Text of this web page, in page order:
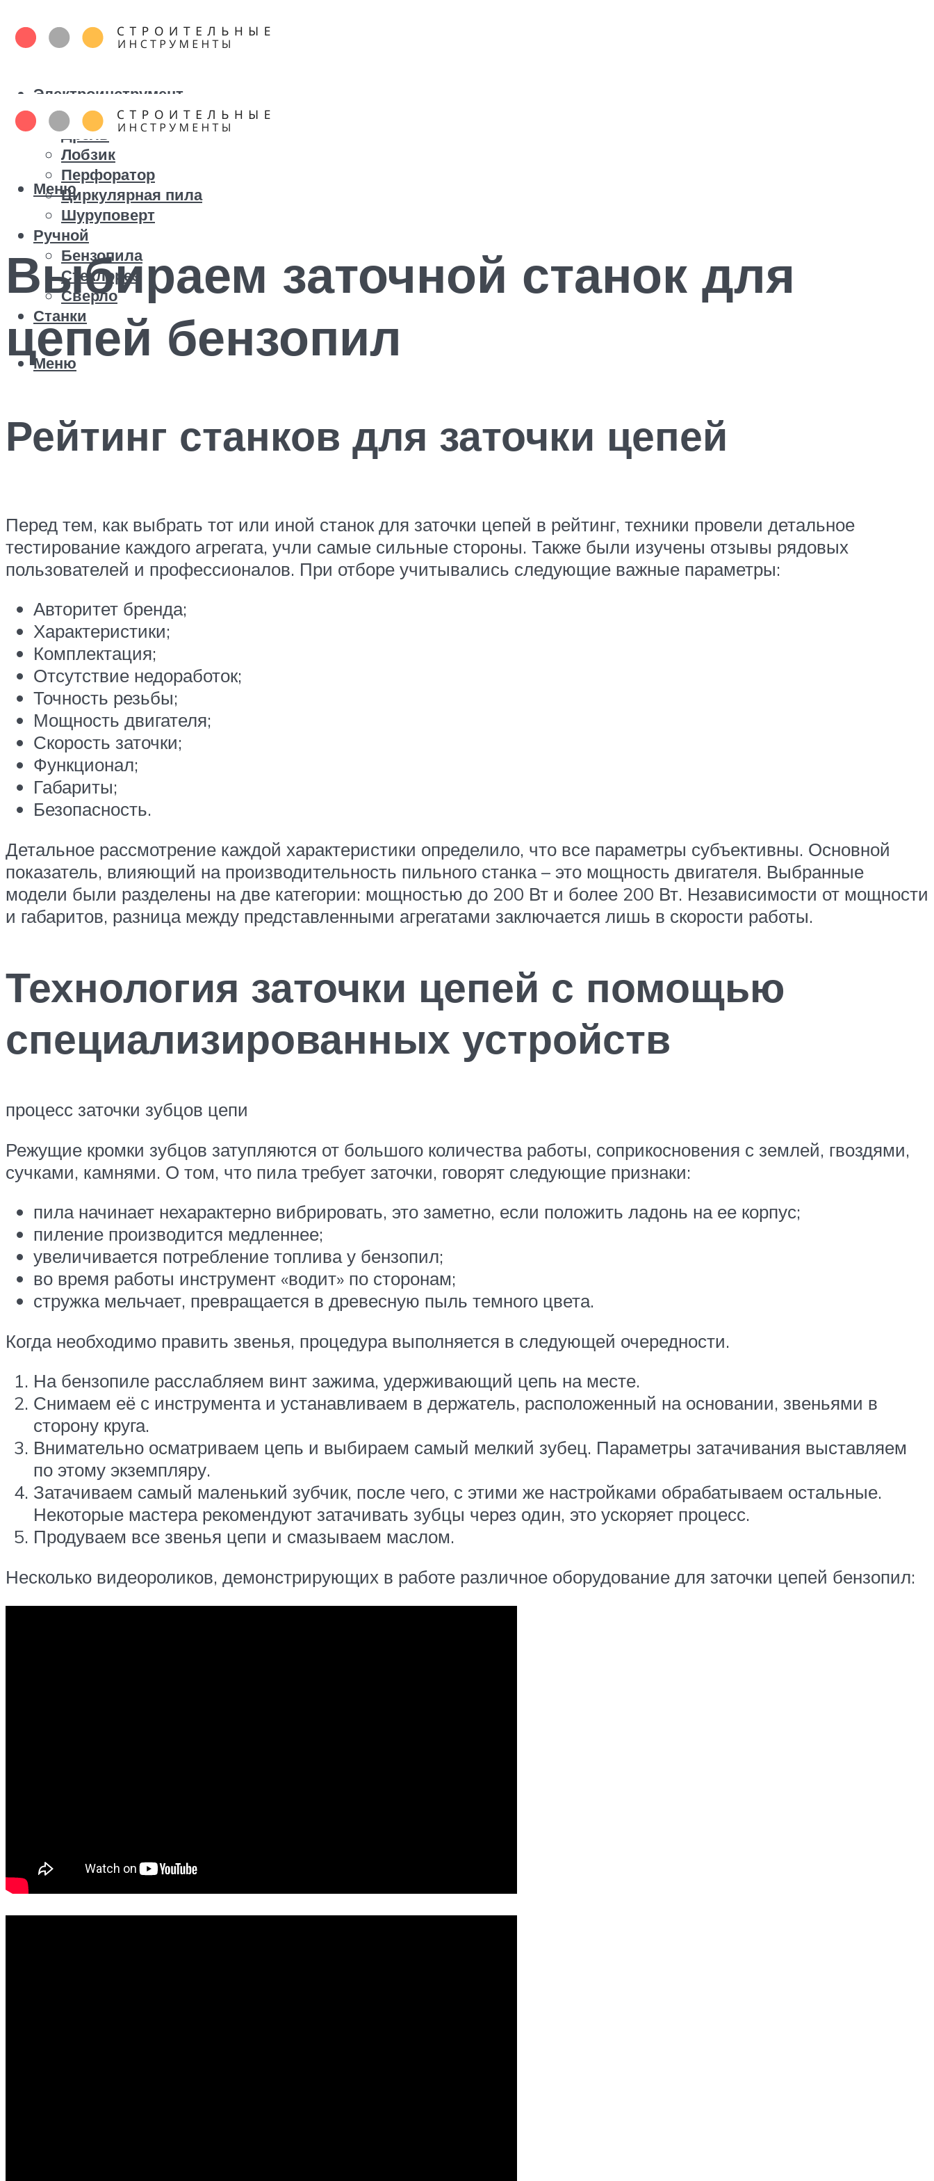
Электроинструмент
Болгарка
Дрель
Лобзик
Перфоратор
Циркулярная пила
Шуруповерт
Ручной
Бензопила
Стеклорез
Сверло
Станки
Меню
Меню
Выбираем заточной станок для
цепей бензопил
Рейтинг станков для заточки цепей
Перед тем, как выбрать тот или иной станок для заточки цепей в рейтинг, техники провели детальное
тестирование каждого агрегата, учли самые сильные стороны. Также были изучены отзывы рядовых
пользователей и профессионалов. При отборе учитывались следующие важные параметры:
Авторитет бренда;
Характеристики;
Комплектация;
Отсутствие недоработок;
Точность резьбы;
Мощность двигателя;
Скорость заточки;
Функционал;
Габариты;
Безопасность.
Детальное рассмотрение каждой характеристики определило, что все параметры субъективны. Основной
показатель, влияющий на производительность пильного станка – это мощность двигателя. Выбранные
модели были разделены на две категории: мощностью до 200 Вт и более 200 Вт. Независимости от мощности
и габаритов, разница между представленными агрегатами заключается лишь в скорости работы.
Технология заточки цепей с помощью
специализированных устройств
процесс заточки зубцов цепи
Режущие кромки зубцов затупляются от большого количества работы, соприкосновения с землей, гвоздями,
сучками, камнями. О том, что пила требует заточки, говорят следующие признаки:
пила начинает нехарактерно вибрировать, это заметно, если положить ладонь на ее корпус;
пиление производится медленнее;
увеличивается потребление топлива у бензопил;
во время работы инструмент «водит» по сторонам;
стружка мельчает, превращается в древесную пыль темного цвета.
Когда необходимо править звенья, процедура выполняется в следующей очередности.
На бензопиле расслабляем винт зажима, удерживающий цепь на месте.
Снимаем её с инструмента и устанавливаем в держатель, расположенный на основании, звеньями в
сторону круга.
Внимательно осматриваем цепь и выбираем самый мелкий зубец. Параметры затачивания выставляем
по этому экземпляру.
Затачиваем самый маленький зубчик, после чего, с этими же настройками обрабатываем остальные.
Некоторые мастера рекомендуют затачивать зубцы через один, это ускоряет процесс.
Продуваем все звенья цепи и смазываем маслом.
Несколько видеороликов, демонстрирующих в работе различное оборудование для заточки цепей бензопил: